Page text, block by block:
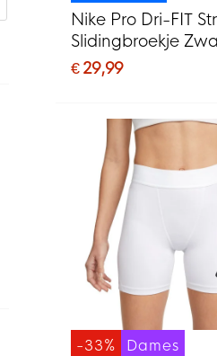
Nike Pro Dri-FIT
Slidingbroekje
€ 29,99
-33% Dames